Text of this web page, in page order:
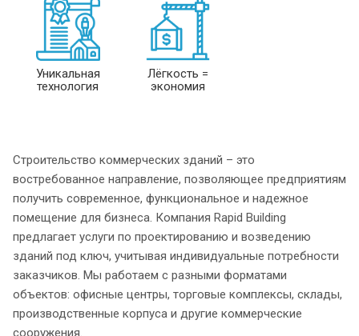
Уникальная
технология
Лёгкость =
экономия
Строительство коммерческих зданий – это
востребованное направление, позволяющее предприятиям
получить современное, функциональное и надежное
помещение для бизнеса. Компания Rapid Building
предлагает услуги по проектированию и возведению
зданий под ключ, учитывая индивидуальные потребности
заказчиков. Мы работаем с разными форматами
объектов: офисные центры, торговые комплексы, склады,
производственные корпуса и другие коммерческие
сооружения.